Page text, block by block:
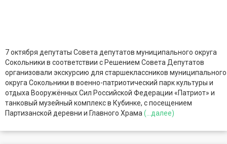
7 октября депутаты Совета депутатов муниципального округа
Сокольники в соответствии с Решением Совета Депутатов
организовали экскурсию для старшеклассников муниципального
округа Сокольники в военно-патриотический парк культуры и
отдыха Вооружённых Сил Российской Федерации «Патриот» и
танковый музейный комплекс в Кубинке, с посещением
Партизанской деревни и Главного Храма (...далее)